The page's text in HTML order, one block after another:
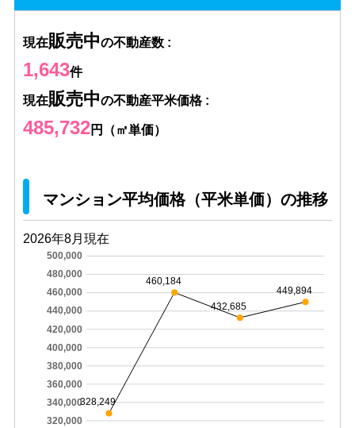
現在販売中の不動産数 :
1,643件
現在販売中の不動産平米価格 :
485,732円（㎡単価）
マンション平均価格（平米単価）の推移
2026年8月現在
320,000
340,000
360,000
380,000
400,000
420,000
440,000
460,000
480,000
500,000
328,249
460,184
432,685
449,894